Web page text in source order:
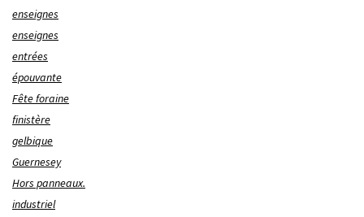
enseignes
enseignes
entrées
épouvante
Fête foraine
finistère
gelbique
Guernesey
Hors panneaux.
industriel